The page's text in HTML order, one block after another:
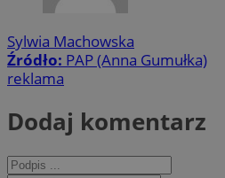
Sylwia Machowska
Źródło: PAP (Anna Gumułka)
reklama
Dodaj komentarz